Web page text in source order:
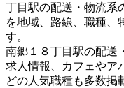
丁目駅の配送・物流系
を地域、路線、職種、
す。
南郷１８丁目駅の配送
求人情報、カフェやア
どの人気職種も多数掲